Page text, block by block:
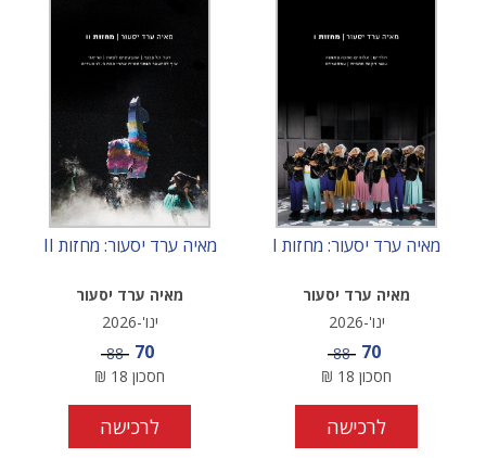
מאיה ערד יסעור: מחזות I
מאיה ערד יסעור
ינו'-2026
מחיר מבצע
70 מחיר
88
חסכון 18
₪
לרכישה
מאיה ערד יסעור: מחזות II
מאיה ערד יסעור
ינו'-2026
מחיר מבצע
70 מחיר
88
חסכון 18
₪
לרכישה